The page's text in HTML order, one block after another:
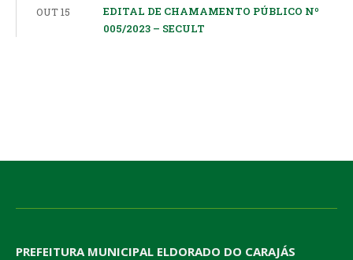
OUT 15
EDITAL DE CHAMAMENTO PÚBLICO Nº
005/2023 – SECULT
PREFEITURA MUNICIPAL ELDORADO DO CARAJÁS